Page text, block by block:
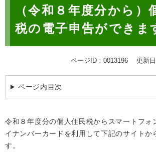
（令和８年度分から）
税の電子申告ができま
ページID：0013196 更新
ページ内目次
令和８年度分の個人住民税からスマートフォ
イナンバーカードを利用して下記のサイトか
す。